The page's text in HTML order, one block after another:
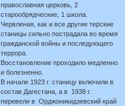
православная церковь, 2
старообрядческие, 1 школа.
Червленая, как и все другие терские
станицы сильно пострадала во время
гражданской войны и последующего
террора.
Восстановление проходило медленно
и болезненно.
В начале 1923 г. станицу включили в
состав Дагестана, а в 1938 г.
перевели в Орджоникидзевский край